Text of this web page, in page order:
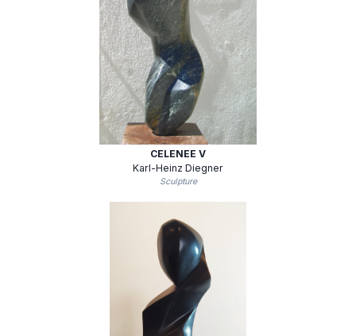
CELENEE V
Karl-Heinz Diegner
Sculpture